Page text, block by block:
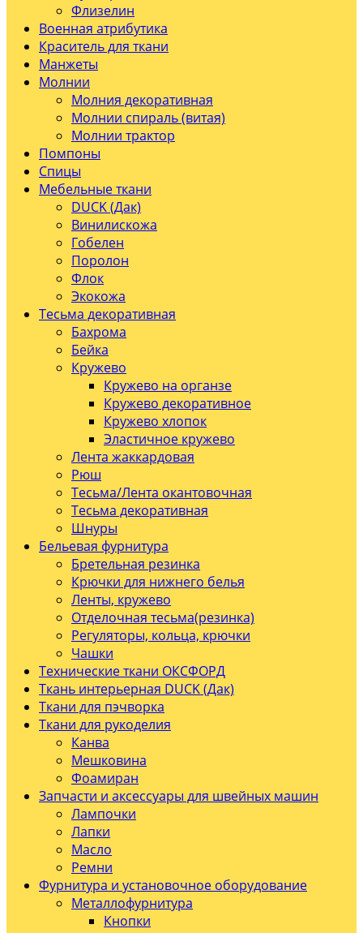
Флизелин
Военная атрибутика
Краситель для ткани
Манжеты
Молнии
Молния декоративная
Молнии спираль (витая)
Молнии трактор
Помпоны
Спицы
Мебельные ткани
DUCK (Дак)
Винилискожа
Гобелен
Поролон
Флок
Экокожа
Тесьма декоративная
Бахрома
Бейка
Кружево
Кружево на органзе
Кружево декоративное
Кружево хлопок
Эластичное кружево
Лента жаккардовая
Рюш
Тесьма/Лента окантовочная
Тесьма декоративная
Шнуры
Бельевая фурнитура
Бретельная резинка
Крючки для нижнего белья
Ленты, кружево
Отделочная тесьма(резинка)
Регуляторы, кольца, крючки
Чашки
Технические ткани ОКСФОРД
Ткань интерьерная DUCK (Дак)
Ткани для пэчворка
Ткани для рукоделия
Канва
Мешковина
Фоамиран
Запчасти и аксессуары для швейных машин
Лампочки
Лапки
Масло
Ремни
Фурнитура и установочное оборудование
Металлофурнитура
Кнопки